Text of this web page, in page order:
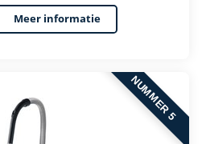
Meer informatie
NUMMER 5